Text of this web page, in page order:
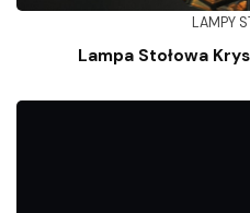
LAMPY
Lampa Stołowa